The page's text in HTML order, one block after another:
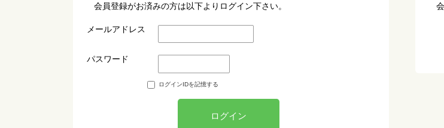
会員登録がお済みの方は以下よりログイン下さい。
メールアドレス
パスワード
ログインIDを記憶する
ログイン